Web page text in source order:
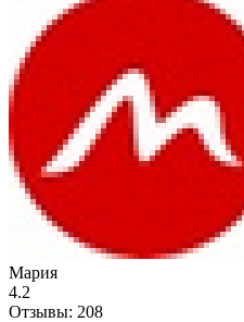
Мария
4.2
Отзывы: 208